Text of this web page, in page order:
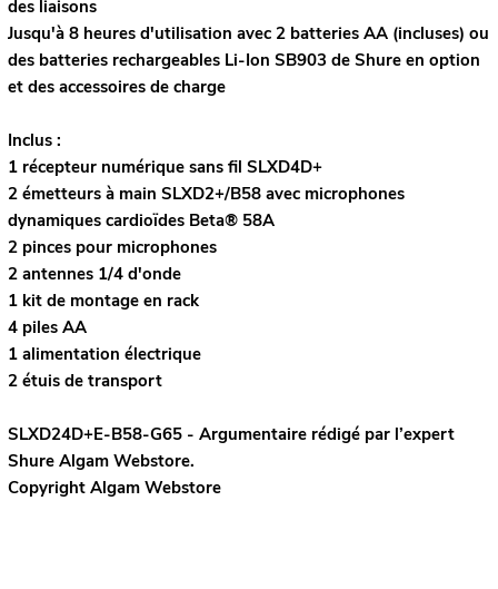
des liaisons
Jusqu'à 8 heures d'utilisation avec 2 batteries AA (incluses) ou
des batteries rechargeables Li-Ion SB903 de Shure en option
et des accessoires de charge
Inclus :
1 récepteur numérique sans fil SLXD4D+
2 émetteurs à main SLXD2+/B58 avec microphones
dynamiques cardioïdes Beta® 58A
2 pinces pour microphones
2 antennes 1/4 d'onde
1 kit de montage en rack
4 piles AA
1 alimentation électrique
2 étuis de transport
SLXD24D+E-B58-G65 - Argumentaire rédigé par l’expert
ShureAlgam Webstore.
Copyright Algam Webstore